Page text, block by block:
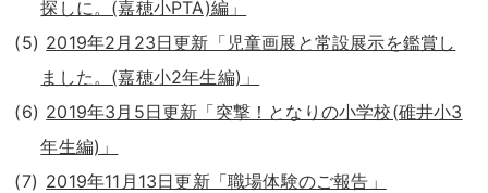
探しに。(嘉穂小PTA)編」
2019年2月23日更新「児童画展と常設展示を鑑賞し
ました。(嘉穂小2年生編)」
2019年3月5日更新「突撃！となりの小学校(碓井小3
年生編)」
2019年11月13日更新「職場体験のご報告」